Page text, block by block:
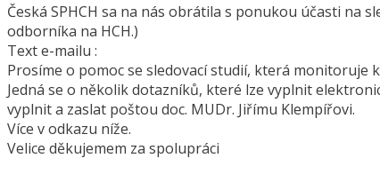
Česká SPHCH sa na nás obrátila s ponukou účasti na
odborníka na HCH.)
Text e-mailu :
Prosíme o pomoc se sledovací studií, která monitoruje
Jedná se o několik dotazníků, které lze vyplnit
vyplnit a zaslat poštou doc. MUDr. Jiřímu Klempířovi.
Více v odkazu níže.
Velice děkujemem za spolupráci